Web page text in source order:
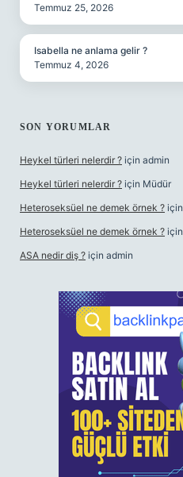
Temmuz 25, 2026
Isabella ne anlama gelir ?
Temmuz 4, 2026
SON YORUMLAR
Heykel türleri nelerdir ? için admin
Heykel türleri nelerdir ? için Müdür
Heteroseksüel ne demek örnek ? için
Heteroseksüel ne demek örnek ? için
ASA nedir diş ? için admin